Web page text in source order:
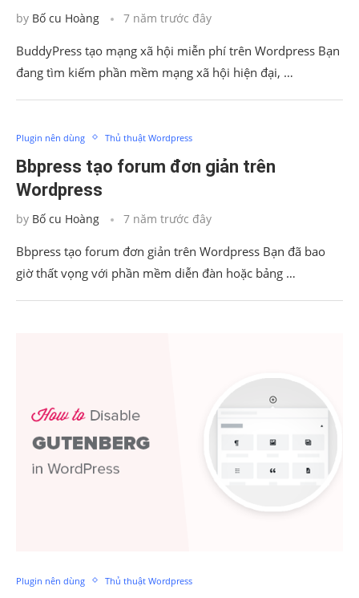
by Bố cu Hoàng 7 năm trước đây
BuddyPress tạo mạng xã hội miễn phí trên Wordpress Bạn
đang tìm kiếm phần mềm mạng xã hội hiện đại, …
Plugin nên dùng Thủ thuật Wordpress
Bbpress tạo forum đơn giản trên
Wordpress
by Bố cu Hoàng 7 năm trước đây
Bbpress tạo forum đơn giản trên Wordpress Bạn đã bao
giờ thất vọng với phần mềm diễn đàn hoặc bảng …
Plugin nên dùng Thủ thuật Wordpress